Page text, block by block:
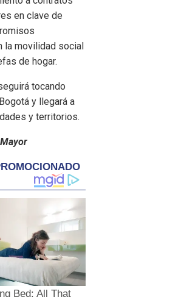
en clave de
la movilidad social
de hogar.
tocando
y llegará a
y territorios.